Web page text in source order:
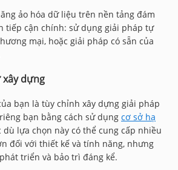
ảo hóa dữ liệu trên nền tảng đám
tiếp cận chính: sử dụng giải pháp tự
mại, hoặc giải pháp có sẵn của
dựng
bạn là tùy chỉnh xây dựng giải pháp
bạn bằng cách sử dụng cơ sở hạ
dù lựa chọn này có thể cung cấp nhiều
đối với thiết kế và tính năng, nhưng
triển và bảo trì đáng kể.